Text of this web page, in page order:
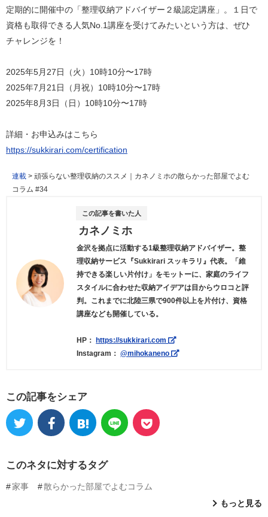
定期的に開催中の「整理収納アドバイザー２級認定講座」。１日で
資格も取得できる人気No.1講座を受けてみたいという方は、ぜひ
チャレンジを！
2025年5月27日（火）10時10分〜17時
2025年7月21日（月祝）10時10分〜17時
2025年8月3日（日）10時10分〜17時
詳細・お申込みはこちら
https://sukkirari.com/certification
連載 > 頑張らない整理収納のススメ｜カネノミホの散らかった部屋でよむ
コラム #34
この記事を書いた人
カネノミホ
金沢を拠点に活動する1級整理収納アドバイザー。整
理収納サービス『Sukkirari スッキラリ』代表。「維
持できる楽しい片付け」をモットーに、家庭のライフ
スタイルに合わせた収納アイデアは目からウロコと評
判。これまでに北陸三県で900件以上を片付け、資格
講座なども開催している。
HP：
https://sukkirari.com
Instagram：@mihokaneno
この記事をシェア
このネタに対するタグ
家事
散らかった部屋でよむコラム
もっと見る